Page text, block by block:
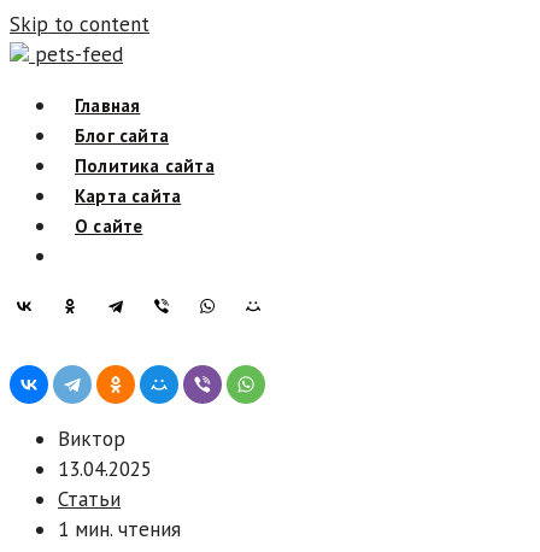
Skip to content
pets-feed
Главная
Блог сайта
Политика сайта
Карта сайта
О сайте
Виктор
13.04.2025
Статьи
1 мин. чтения